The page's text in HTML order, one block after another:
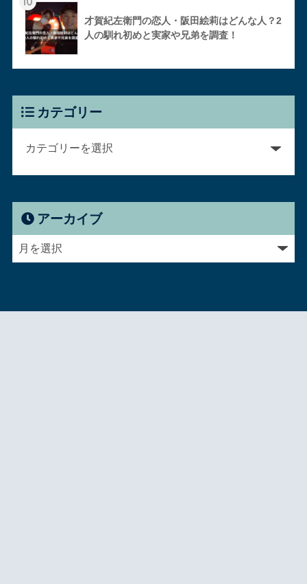
才賀紀左衛門の恋人・阪田絵莉はどんな人？2
人の馴れ初めと実家や兄弟を調査！
カテゴリー
アーカイブ